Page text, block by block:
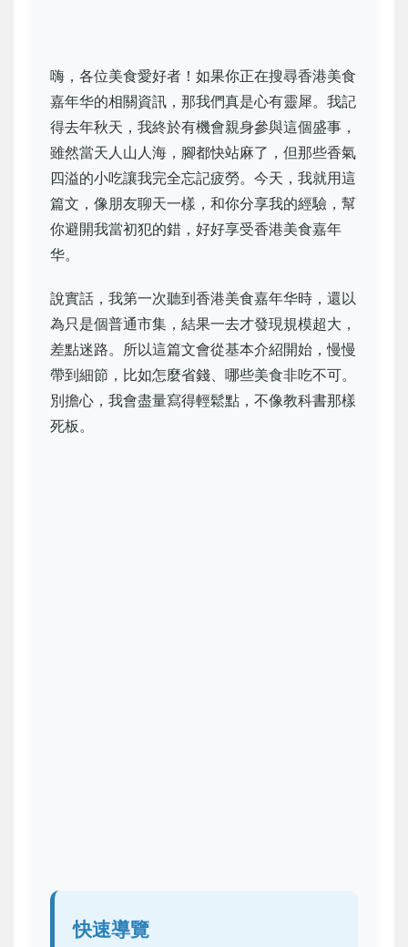
嗨，各位美食愛好者！如果你正在搜尋香港美食
嘉年华的相關資訊，那我們真是心有靈犀。我記
得去年秋天，我終於有機會親身參與這個盛事，
雖然當天人山人海，腳都快站麻了，但那些香氣
四溢的小吃讓我完全忘記疲勞。今天，我就用這
篇文，像朋友聊天一樣，和你分享我的經驗，幫
你避開我當初犯的錯，好好享受香港美食嘉年
华。
說實話，我第一次聽到香港美食嘉年华時，還以
為只是個普通市集，結果一去才發現規模超大，
差點迷路。所以這篇文會從基本介紹開始，慢慢
帶到細節，比如怎麼省錢、哪些美食非吃不可。
別擔心，我會盡量寫得輕鬆點，不像教科書那樣
死板。
快速導覽